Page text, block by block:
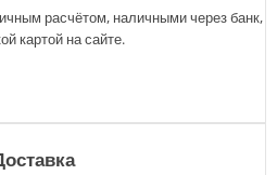
расчётом, наличными через банк,
картой на сайте.